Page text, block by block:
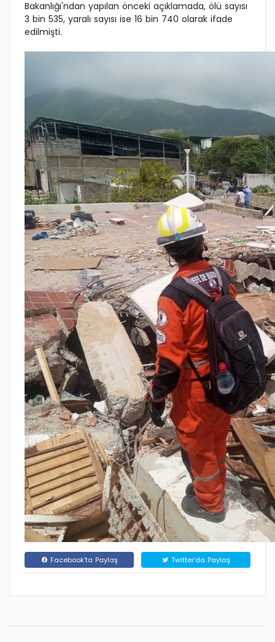
Bakanlığı'ndan yapılan önceki açıklamada, ölü sayısı
3 bin 535, yaralı sayısı ise 16 bin 740 olarak ifade
edilmişti.
Facebook'ta Paylaş Twitter'da Paylaş